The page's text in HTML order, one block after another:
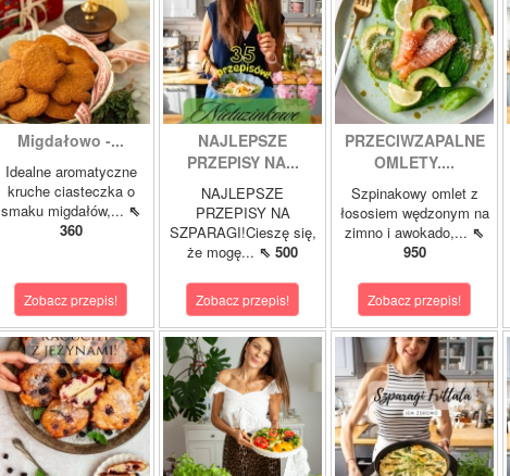
Migdałowo -...
Idealne aromatyczne
kruche ciasteczka o
smaku migdałów,... ⇖
360
Zobacz przepis!
NAJLEPSZE
PRZEPISY NA...
NAJLEPSZE
PRZEPISY NA
SZPARAGI!Cieszę się,
że mogę... ⇖ 500
Zobacz przepis!
PRZECIWZAPALNE
OMLETY....
Szpinakowy omlet z
łososiem wędzonym na
zimno i awokado,... ⇖
950
Zobacz przepis!